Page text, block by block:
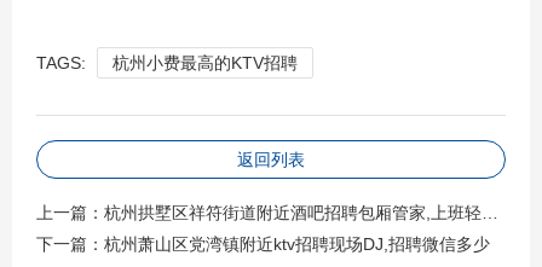
TAGS: 杭州小费最高的KTV招聘
返回列表
上一篇： 杭州拱墅区祥符街道附近酒吧招聘包厢管家,上班轻松的
下一篇： 杭州萧山区党湾镇附近ktv招聘现场DJ,招聘微信多少